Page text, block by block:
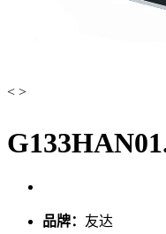
< >
品牌： 友达